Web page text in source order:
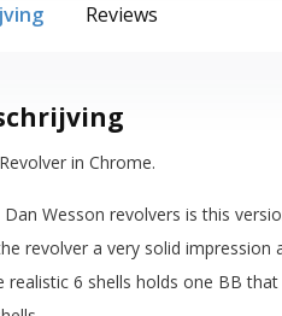
Reviews
in Chrome.
Wesson revolvers is this
revolver a very solid
realistic 6 shells holds one BB